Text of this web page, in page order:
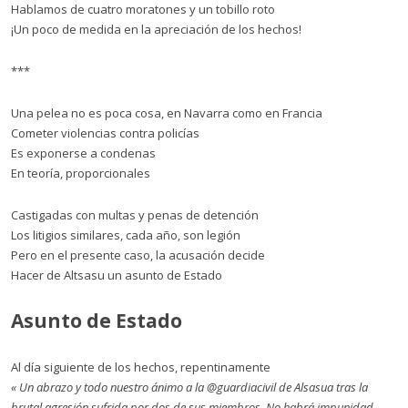
Hablamos de cuatro moratones y un tobillo roto
¡Un poco de medida en la apreciación de los hechos!
***
Una pelea no es poca cosa, en Navarra como en Francia
Cometer violencias contra policías
Es exponerse a condenas
En teoría, proporcionales
Castigadas con multas y penas de detención
Los litigios similares, cada año, son legión
Pero en el presente caso, la acusación decide
Hacer de Altsasu un asunto de Estado
Asunto de Estado
Al día siguiente de los hechos, repentinamente
« Un abrazo y todo nuestro ánimo a la @guardiacivil de Alsasua tras la